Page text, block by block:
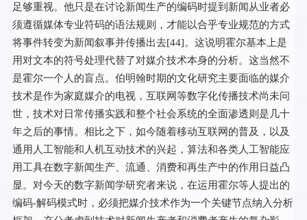
足够重视。他只是在讨论新闻生产的编码时提到新闻从业者必
须遵循媒体专业符码的语法规则，才能以合乎专业规范的方式
将事件转变为新闻叙事并传播出去[44]。这说明霍尔基本上是
用对文本的符号处理代替了对媒介技术本身的分析。这当然不
是霍尔一个人的盲点。伯明翰时期的文化研究主要面临的媒介
技术是作为家庭媒介的电视，互联网等数字化传播技术尚未问
世，技术对日常传播实践和整个社会系统的全面渗透则是几十
年之后的事情。相比之下，如今随着移动互联网的普及，以及
通用人工智能和人机互动技术的兴起，算法和各类人工智能应
用工具在数字新闻生产、流通、消费和再生产中的作用日益凸
显。对今天的数字新闻学研究者来说，在运用霍尔等人提出的
编码-解码模式时，必须把媒介技术作为一个关键节点纳入分析